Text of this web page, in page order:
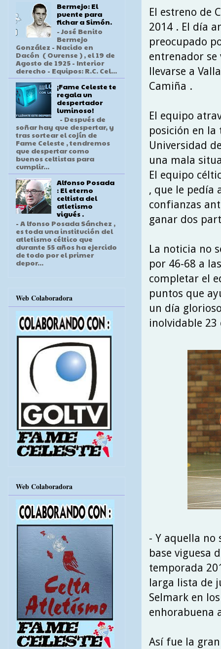
El estreno de
2014 . El día
preocupado
entrenador
llevarse a
Camiña .
El equipo
posición en
Universidad
una mala
El equipo
, que le pedía
confianzas
ganar dos
La noticia no
por 46-68 a
completar el
puntos que
un día
inolvidable 23
- Y aquella no
base viguesa
temporada
larga lista de
Selmark en
enhorabuena
Así fue la
Bermejo: El
puente para
fichar a Simón.
- José Benito
Bermejo
González - Nacido en
Dacón ( Ourense ) , el 19 de
Agosto de 1925 - Interior
derecho - Equipos: R.C. Cel...
¡Fame Celeste te
regala un
despertador
luminoso!
- Después de
soñar hay que despertar, y
tras sortear el cojín de
Fame Celeste , tendremos
que despertar como
buenos celtistas para
cumplir...
Alfonso Posada
: El eterno
celtista del
atletismo
vigués .
- A lfonso Posada Sánchez ,
es toda una institución del
atletismo céltico que
durante 55 años ha ejercido
de todo por el primer
depor...
Web Colaboradora
Web Colaboradora